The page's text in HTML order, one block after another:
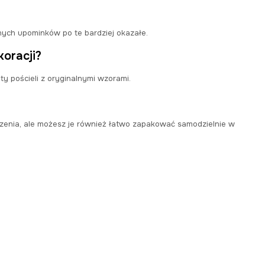
upominków po te bardziej okazałe.
pościeli z oryginalnymi wzorami.
ale możesz je również łatwo zapakować samodzielnie w